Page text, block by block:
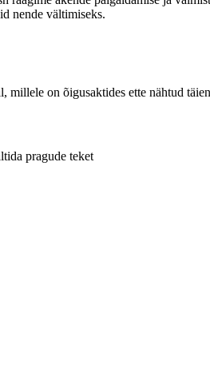
nende vältimiseks.
on õigusaktides ette nähtud
pragude teket